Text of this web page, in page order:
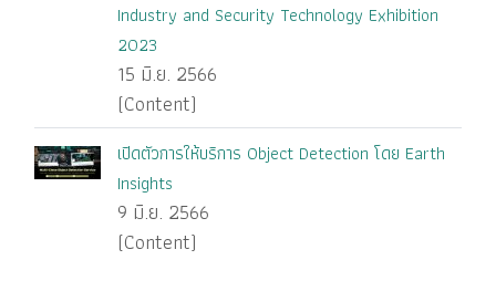
Industry and Security Technology Exhibition
2023
15 มิ.ย. 2566
(Content)
เปิดตัวการให้บริการ Object Detection โดย Earth
Insights
9 มิ.ย. 2566
(Content)